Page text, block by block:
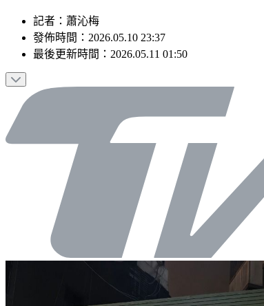
記者 ： 蕭沁梅
發佈時間： 2026.05.10 23:37
最後更新時間： 2026.05.11 01:50